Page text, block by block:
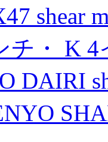
shear
チ・ K
DAIRI